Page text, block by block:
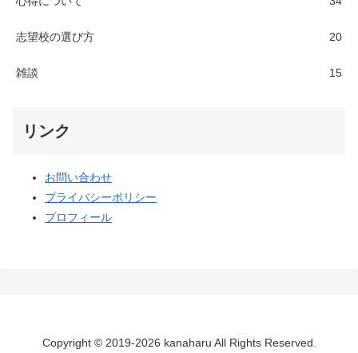
志望校の選び方 20
雑談 15
リンク
お問い合わせ
プライバシーポリシー
プロフィール
Copyright © 2019-2026 kanaharu All Rights Reserved.